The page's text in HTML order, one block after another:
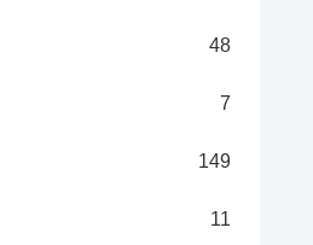
48
7
149
11